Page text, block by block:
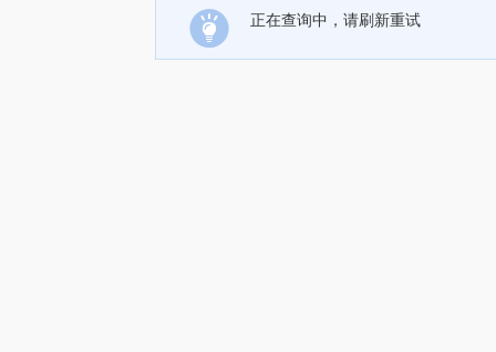
正在查询中，请刷新重试